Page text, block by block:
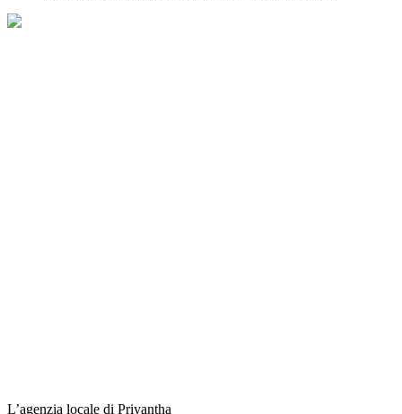
L’agenzia locale di Priyantha